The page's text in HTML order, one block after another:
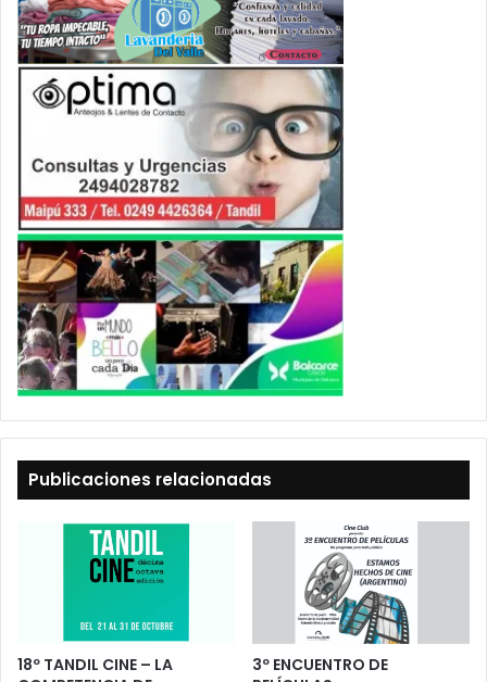
Publicaciones relacionadas
18º TANDIL CINE – LA
3º ENCUENTRO DE